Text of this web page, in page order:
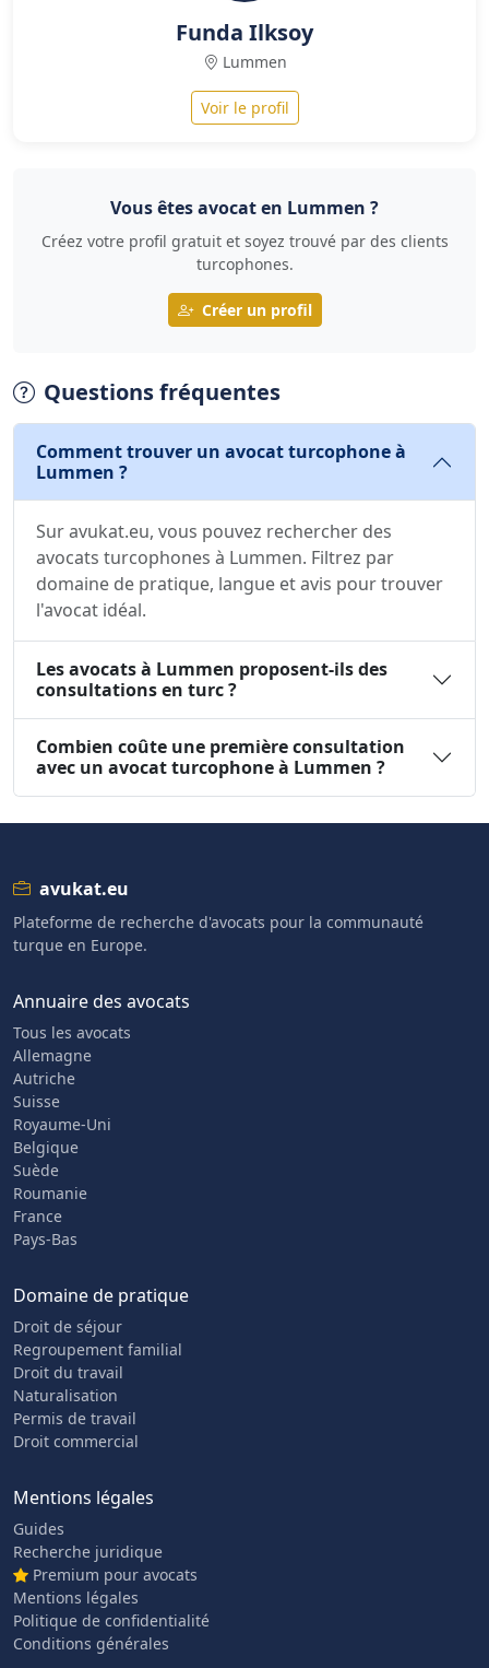
Funda Ilksoy
Lummen
Voir le profil
Vous êtes avocat en Lummen ?
Créez votre profil gratuit et soyez trouvé par des clients
turcophones.
Créer un profil
Questions fréquentes
Comment trouver un avocat turcophone à
Lummen ?
Sur avukat.eu, vous pouvez rechercher des
avocats turcophones à Lummen. Filtrez par
domaine de pratique, langue et avis pour trouver
l'avocat idéal.
Les avocats à Lummen proposent-ils des
consultations en turc ?
Combien coûte une première consultation
avec un avocat turcophone à Lummen ?
avukat.eu
Plateforme de recherche d'avocats pour la communauté
turque en Europe.
Annuaire des avocats
Tous les avocats
Allemagne
Autriche
Suisse
Royaume-Uni
Belgique
Suède
Roumanie
France
Pays-Bas
Domaine de pratique
Droit de séjour
Regroupement familial
Droit du travail
Naturalisation
Permis de travail
Droit commercial
Mentions légales
Guides
Recherche juridique
Premium pour avocats
Mentions légales
Politique de confidentialité
Conditions générales